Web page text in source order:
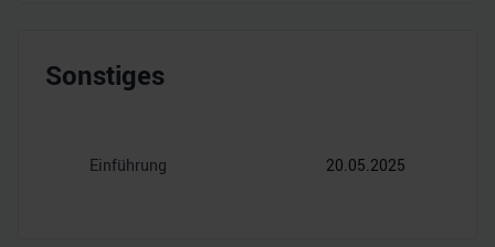
Sonstiges
Einführung 20.05.2025